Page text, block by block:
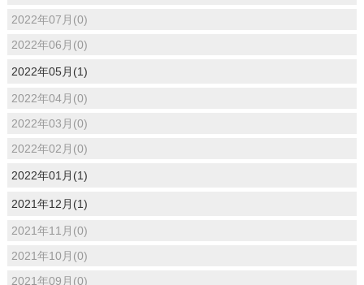
2022年07月(0)
2022年06月(0)
2022年05月(1)
2022年04月(0)
2022年03月(0)
2022年02月(0)
2022年01月(1)
2021年12月(1)
2021年11月(0)
2021年10月(0)
2021年09月(0)